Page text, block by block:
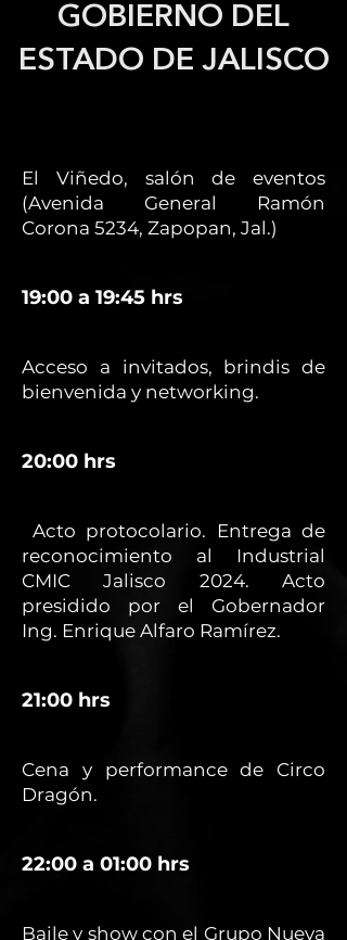
GOBIERNO DEL
ESTADO DE JALISCO
El Viñedo, salón de eventos
(Avenida General Ramón
Corona 5234, Zapopan, Jal.)
19:00 a 19:45 hrs
Acceso a invitados, brindis de
bienvenida y networking.
20:00 hrs
Acto protocolario. Entrega de
reconocimiento al Industrial
CMIC Jalisco 2024. Acto
presidido por el Gobernador
Ing. Enrique Alfaro Ramírez.
21:00 hrs
Cena y performance de Circo
Dragón.
22:00 a 01:00 hrs
Baile y show con el Grupo Nueva